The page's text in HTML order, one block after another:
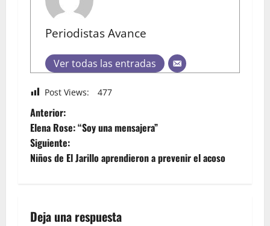
Periodistas Avance
Ver todas las entradas
Post Views: 477
Anterior:
Elena Rose: “Soy una mensajera”
Siguiente:
Niños de El Jarillo aprendieron a prevenir el acoso
Deja una respuesta